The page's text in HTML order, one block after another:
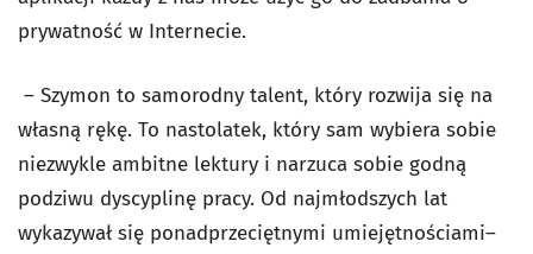
prywatność w Internecie.
– Szymon to samorodny talent, który rozwija się na
własną rękę. To nastolatek, który sam wybiera sobie
niezwykle ambitne lektury i narzuca sobie godną
podziwu dyscyplinę pracy. Od najmłodszych lat
wykazywał się ponadprzeciętnymi umiejętnościami–